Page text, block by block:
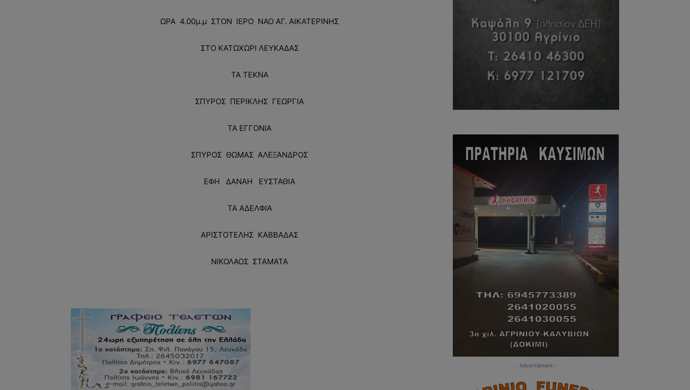
ΩΡΑ 4.00μ.μ ΣΤΟΝ ΙΕΡΟ ΝΑΟ ΑΓ. ΑΙΚΑΤΕΡΙΝΗΣ
ΣΤΟ ΚΑΤΩΧΩΡΙ ΛΕΥΚΑΔΑΣ
ΤΑ ΤΕΚΝΑ
ΣΠΥΡΟΣ ΠΕΡΙΚΛΗΣ ΓΕΩΡΓΙΑ
ΤΑ ΕΓΓΟΝΙΑ
ΣΠΥΡΟΣ ΘΩΜΑΣ ΑΛΕΞΑΝΔΡΟΣ
ΕΦΗ ΔΑΝΑΗ ΕΥΣΤΑΘΙΑ
ΤΑ ΑΔΕΛΦΙΑ
ΑΡΙΣΤΟΤΕΛΗΣ ΚΑΒΒΑΔΑΣ
ΝΙΚΟΛΑΟΣ ΣΤΑΜΑΤΑ
- Advertisment -